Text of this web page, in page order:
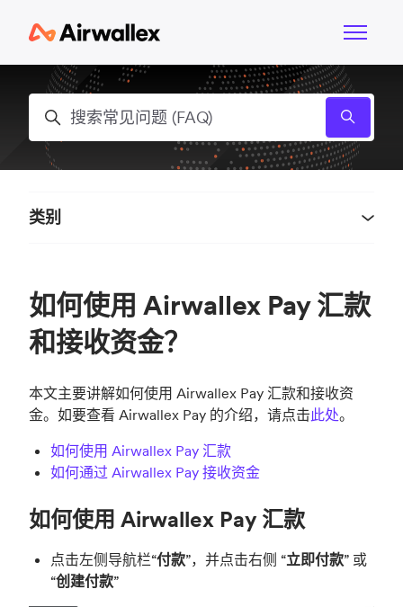
切换导
搜索
如何使用 Airwallex Pay 汇款
和接收资金？
本文主要讲解如何使用 Airwallex Pay 汇款和接收资
金。如要查看 Airwallex Pay 的介绍，请点击此处。
如何使用 Airwallex Pay 汇款
如何通过 Airwallex Pay 接收资金
如何使用 Airwallex Pay 汇款
点击左侧导航栏“付款”，并点击右侧 “立即付款” 或
“创建付款”
类别